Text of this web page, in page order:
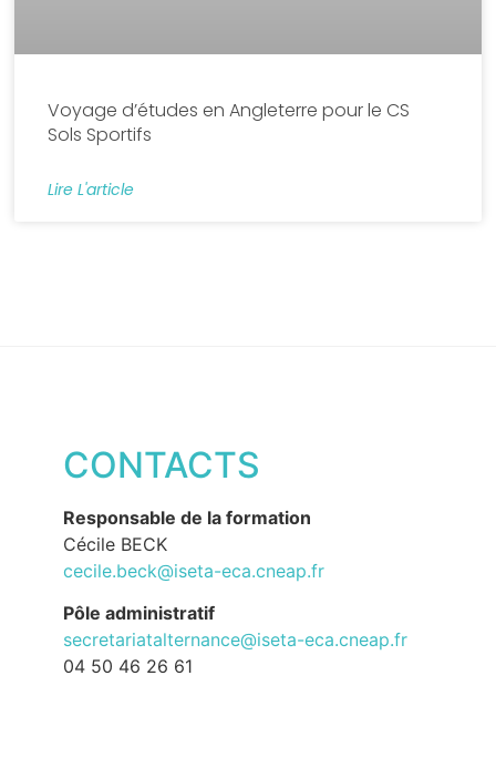
Voyage d’études en Angleterre pour le CS
Sols Sportifs
Lire L'article
CONTACTS
Responsable de la formation
Cécile BECK
cecile.beck@iseta-eca.cneap.fr
Pôle administratif
secretariatalternance@iseta-eca.cneap.fr
04 50 46 26 61